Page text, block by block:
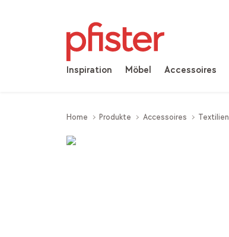
Inspiration Möbel Accessoires
Home Produkte Accessoires Textilien